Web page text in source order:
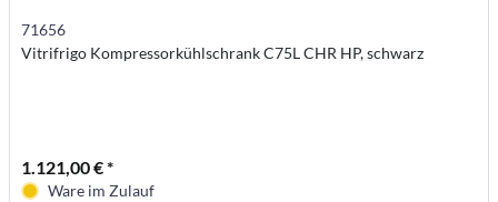
71656
Vitrifrigo Kompressorkühlschrank C75L CHR HP, schwarz
1.121,00 € *
Ware im Zulauf